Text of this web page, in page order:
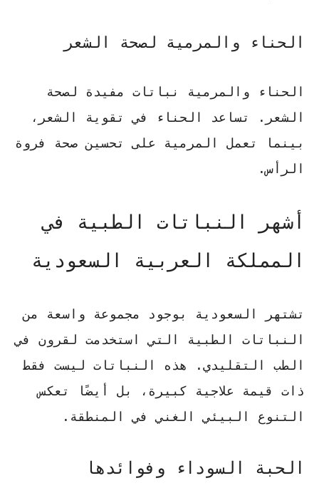
الحناء والمرمية لصحة الشعر
الحناء والمرمية نباتات مفيدة لصحة
الشعر. تساعد الحناء في تقوية الشعر،
بينما تعمل المرمية على تحسين صحة فروة
الرأس.
أشهر النباتات الطبية في
المملكة العربية السعودية
تشتهر السعودية بوجود مجموعة واسعة من
النباتات الطبية التي استخدمت لقرون في
الطب التقليدي. هذه النباتات ليست فقط
ذات قيمة علاجية كبيرة، بل أيضًا تعكس
التنوع البيئي الغني في المنطقة.
الحبة السوداء وفوائدها